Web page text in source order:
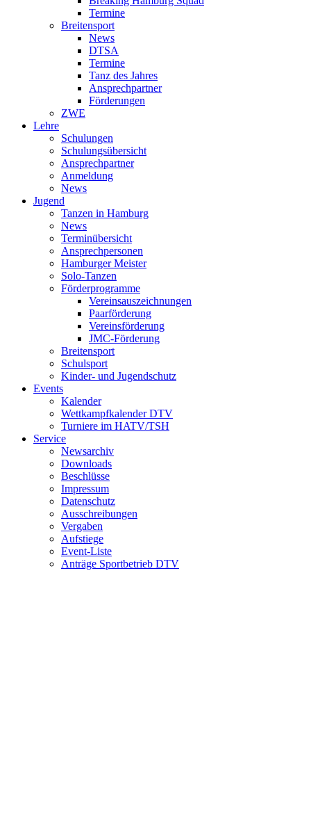
Termine
Breitensport
News
DTSA
Termine
Tanz des Jahres
Ansprechpartner
Förderungen
ZWE
Lehre
Schulungen
Schulungsübersicht
Ansprechpartner
Anmeldung
News
Jugend
Tanzen in Hamburg
News
Terminübersicht
Ansprechpersonen
Hamburger Meister
Solo-Tanzen
Förderprogramme
Vereinsauszeichnungen
Paarförderung
Vereinsförderung
JMC-Förderung
Breitensport
Schulsport
Kinder- und Jugendschutz
Events
Kalender
Wettkampfkalender DTV
Turniere im HATV/TSH
Service
Newsarchiv
Downloads
Beschlüsse
Impressum
Datenschutz
Ausschreibungen
Vergaben
Aufstiege
Event-Liste
Anträge Sportbetrieb DTV